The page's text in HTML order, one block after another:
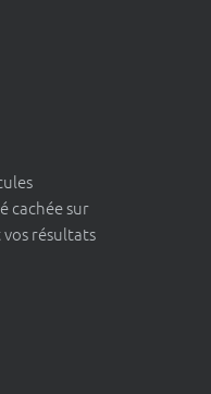
cachée sur
résultats